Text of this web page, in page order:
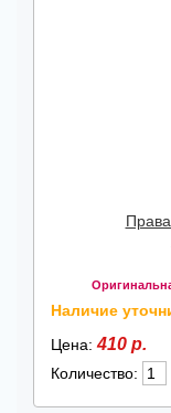
Наличие
Цена:410 р.
Количество: